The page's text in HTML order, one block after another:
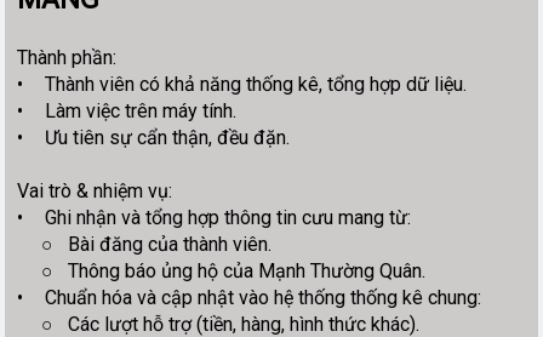
Thành phần:
•
Thành viên có khả năng thống kê, tổng hợp dữ liệu.
•
Làm việc trên máy tính.
•
Ưu tiên sự cẩn thận, đều đặn.
Vai trò & nhiệm vụ:
•
Ghi nhận và tổng hợp thông tin cưu mang từ:
○
Bài đăng của thành viên.
○
Thông báo ủng hộ của Mạnh Thường Quân.
•
Chuẩn hóa và cập nhật vào hệ thống thống kê chung:
○
Các lượt hỗ trợ (tiền, hàng, hình thức khác).